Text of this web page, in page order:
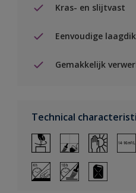
Kras- en slijtvast
Eenvoudige
Gemakkelijk
Technical